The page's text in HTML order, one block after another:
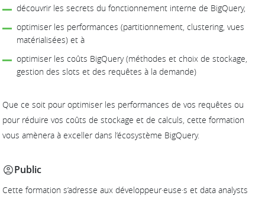
découvrir les secrets du fonctionnement interne de BigQuery,
optimiser les performances (partitionnement, clustering, vues
matérialisées) et à
optimiser les coûts BigQuery (méthodes et choix de stockage,
gestion des slots et des requêtes à la demande)
Que ce soit pour optimiser les performances de vos requêtes ou
pour réduire vos coûts de stockage et de calculs, cette formation
vous amènera à exceller dans l’écosystème BigQuery.
Public
Cette formation s’adresse aux développeur·euse·s et data analysts